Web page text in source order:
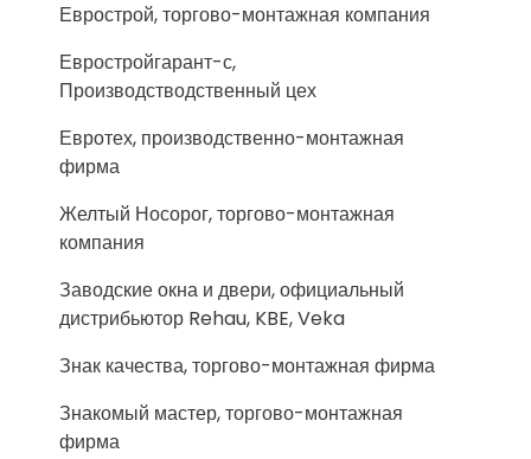
Еврострой, торгово-монтажная компания
Евростройгарант-с,
Производстводственный цех
Евротех, производственно-монтажная
фирма
Желтый Носорог, торгово-монтажная
компания
Заводские окна и двери, официальный
дистрибьютор Rehau, KBE, Veka
Знак качества, торгово-монтажная фирма
Знакомый мастер, торгово-монтажная
фирма